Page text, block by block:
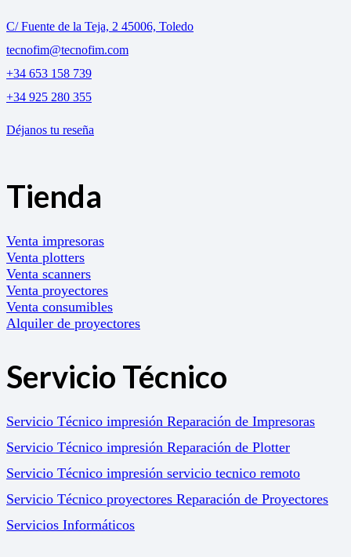
C/ Fuente de la Teja, 2 45006, Toledo
tecnofim@tecnofim.com
+34 653 158 739
+34 925 280 355
Déjanos tu reseña
Tienda
Venta impresoras
Venta plotters
Venta scanners
Venta proyectores
Venta consumibles
Alquiler de proyectores
Servicio Técnico
Servicio Técnico impresión Reparación de Impresoras
Servicio Técnico impresión Reparación de Plotter
Servicio Técnico impresión servicio tecnico remoto
Servicio Técnico proyectores Reparación de Proyectores
Servicios Informáticos